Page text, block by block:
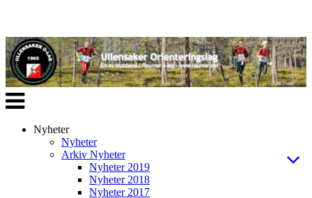
Veksle
navigasjon
Nyheter
Nyheter
Arkiv Nyheter
Nyheter 2019
Nyheter 2018
Nyheter 2017